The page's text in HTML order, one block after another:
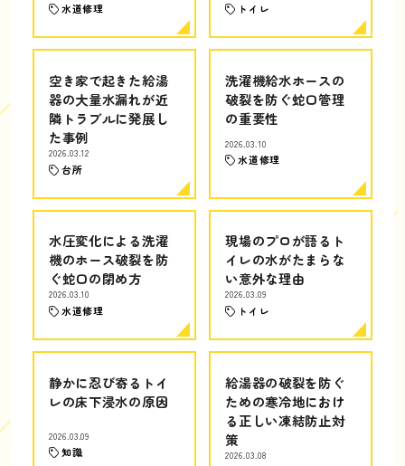
水道修理 トイレ
空き家で起きた給湯
器の大量水漏れが近
隣トラブルに発展し
た事例
2026.03.12
台所
洗濯機給水ホースの
破裂を防ぐ蛇口管理
の重要性
2026.03.10
水道修理
水圧変化による洗濯
機のホース破裂を防
ぐ蛇口の閉め方
2026.03.10
水道修理
現場のプロが語るト
イレの水がたまらな
い意外な理由
2026.03.09
トイレ
静かに忍び寄るトイ
レの床下浸水の原因
2026.03.09
知識
給湯器の破裂を防ぐ
ための寒冷地におけ
る正しい凍結防止対
策
2026.03.08